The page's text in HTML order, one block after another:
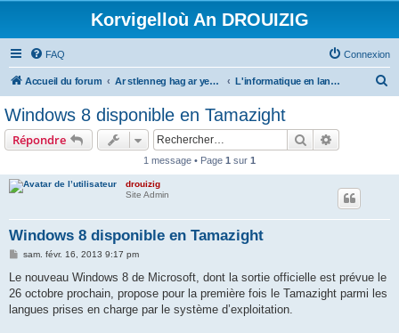
Korvigelloù An DROUIZIG
FAQ Connexion
Accueil du forum Ar stlenneg hag ar yezhoù bihan er bed a-bezh L'informatique en langues régionales et minoritaires
Windows 8 disponible en Tamazight
Répondre Rechercher
1 message • Page 1 sur 1
drouizig
Site Admin
Windows 8 disponible en Tamazight
M
s
a
g
sam. févr. 16, 2013 9:17 pm
Le nouveau Windows 8 de Microsoft, dont la sortie officielle est prévue le
26 octobre prochain, propose pour la première fois le Tamazight parmi les
langues prises en charge par le système d’exploitation.